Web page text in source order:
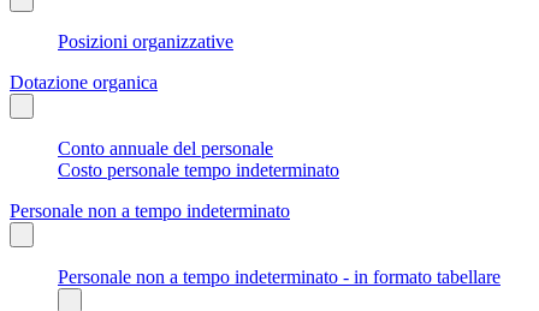
Posizioni organizzative
Dotazione organica
Conto annuale del personale
Costo personale tempo indeterminato
Personale non a tempo indeterminato
Personale non a tempo indeterminato - in formato tabellare